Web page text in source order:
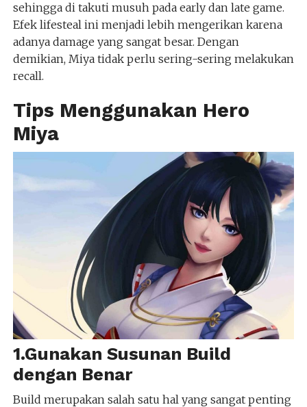
sehingga di takuti musuh pada early dan late game.
Efek lifesteal ini menjadi lebih mengerikan karena
adanya damage yang sangat besar. Dengan
demikian, Miya tidak perlu sering-sering melakukan
recall.
Tips Menggunakan Hero
Miya
1.Gunakan Susunan Build
dengan Benar
Build merupakan salah satu hal yang sangat penting